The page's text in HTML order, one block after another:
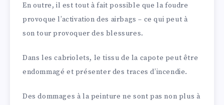
En outre, il est tout à fait possible que la foudre
provoque l’activation des airbags – ce qui peut à
son tour provoquer des blessures.
Dans les cabriolets, le tissu de la capote peut être
endommagé et présenter des traces d’incendie.
Des dommages à la peinture ne sont pas non plus à